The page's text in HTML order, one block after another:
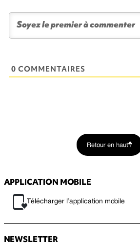
0 COMMENTAIRES
Retour en haut
APPLICATION MOBILE
Télécharger l’application mobile
NEWSLETTER